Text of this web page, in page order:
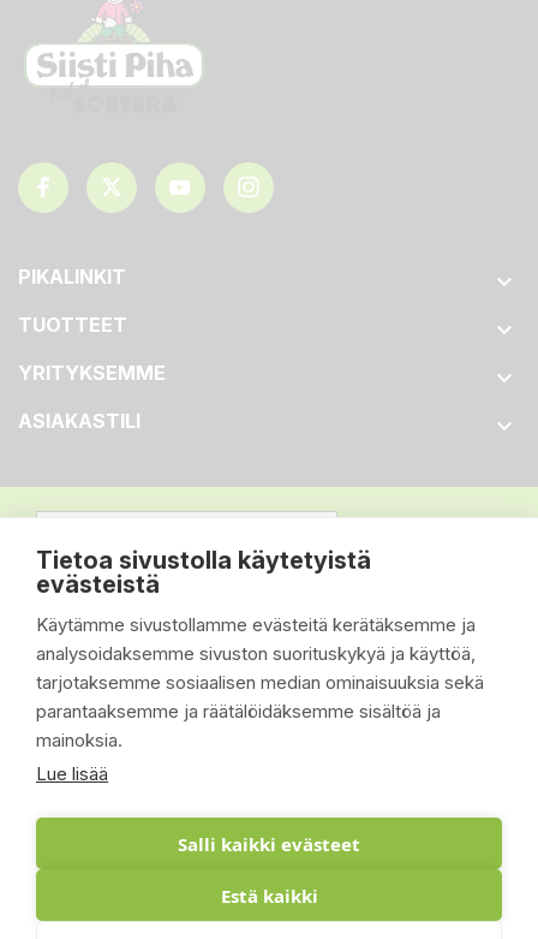
Tietoa sivustolla käytetyistä
evästeistä
Käytämme sivustollamme evästeitä kerätäksemme ja
analysoidaksemme sivuston suorituskykyä ja käyttöä,
tarjotaksemme sosiaalisen median ominaisuuksia sekä
parantaaksemme ja räätälöidäksemme sisältöä ja
mainoksia.
Lue lisää
Salli kaikki evästeet
Estä kaikki
PIKALINKIT 
TUOTTEET 
YRITYKSEMME 
ASIAKASTILI 